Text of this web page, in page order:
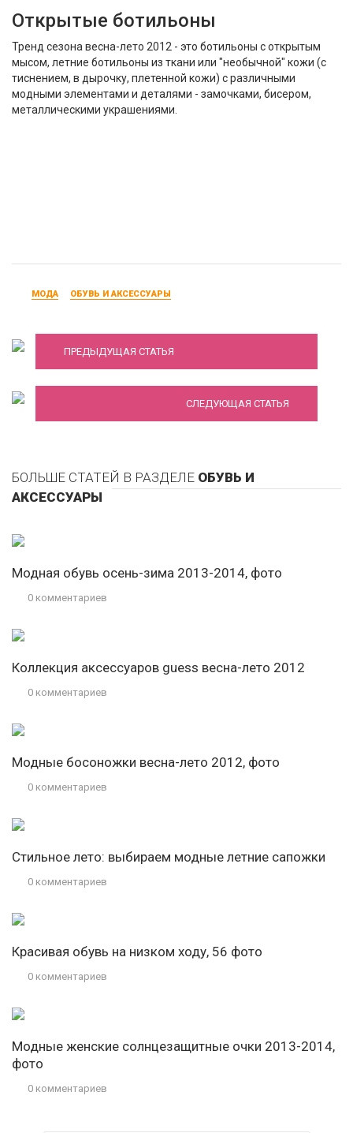
Открытые ботильоны
Тренд сезона весна-лето 2012 - это ботильоны с открытым
мысом, летние ботильоны из ткани или "необычной" кожи (с
тиснением, в дырочку, плетенной кожи) с различными
модными элементами и деталями - замочками, бисером,
металлическими украшениями.
МОДА ОБУВЬ И АКСЕССУАРЫ
ПРЕДЫДУЩАЯ СТАТЬЯ
Лучшие женские часы до 10 000 рублей от
Lacoste на 2022 год
СЛЕДУЮЩАЯ СТАТЬЯ
БОЛЬШЕ СТАТЕЙ В РАЗДЕЛЕ ОБУВЬ И
АКСЕССУАРЫ
Модная обувь осень-зима 2013-2014, фото
0 комментариев
Коллекция аксессуаров guess весна-лето 2012
0 комментариев
Модные босоножки весна-лето 2012, фото
0 комментариев
Стильное лето: выбираем модные летние сапожки
0 комментариев
Красивая обувь на низком ходу, 56 фото
0 комментариев
Модные женские солнцезащитные очки 2013-2014,
фото
0 комментариев